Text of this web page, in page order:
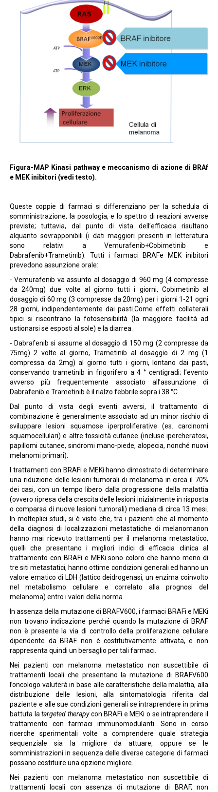
Figura-MAP Kinasi pathway e meccanismo di azione di BRAf
e MEK inibitori (vedi testo).
Queste coppie di farmaci si differenziano per la schedula di
somministrazione, la posologia, e lo spettro di reazioni avverse
previste; tuttavia, dal punto di vista dell’efficacia risultano
alquanto sovrapponibili (i dati maggiori presenti in letteratura
sono relativi a Vemurafenib+Cobimetinib e
Dabrafenib+Trametinib). Tutti i farmaci BRAFe MEK inibitori
prevedono assunzione orale:
- Vemurafenib va assunto al dosaggio di 960 mg (4 compresse
da 240mg) due volte al giorno tutti i giorni, Cobimetinib al
dosaggio di 60 mg (3 compresse da 20mg) per i giorni 1-21 ogni
28 giorni, indipendentemente dai pasti.Come effetti collaterali
tipici si riscontrano la fotosensibilità (la maggiore facilità ad
ustionarsi se esposti al sole) e la diarrea.
- Dabrafenib si assume al dosaggio di 150 mg (2 compresse da
75mg) 2 volte al giorno, Trametinib al dosaggio di 2 mg (1
compressa da 2mg) al giorno tutti i giorni, lontano dai pasti,
conservando trametinib in frigorifero a 4 ° centigradi; l’evento
avverso più frequentemente associato all’assunzione di
Dabrafenib e Trametinib è il rialzo febbrile sopra i 38 °C.
Dal punto di vista degli eventi avversi, il trattamento di
combinazione è generalmente associato ad un minor rischio di
sviluppare lesioni squamose iperproliferative (es. carcinomi
squamocellulari) e altre tossicità cutanee (incluse ipercheratosi,
papillomi cutanee, sindromi mano-piede, alopecia, nonché nuovi
melanomi primari).
I trattamenti con BRAFi e MEKi hanno dimostrato di determinare
una riduzione delle lesioni tumorali di melanoma in circa il 70%
dei casi, con un tempo libero dalla progressione della malattia
(ovvero ripresa della crescita delle lesioni inizialmente in risposta
o comparsa di nuove lesioni tumorali) mediana di circa 13 mesi.
In molteplici studi, si è visto che, tra i pazienti che al momento
della diagnosi di localizzazioni metastatiche di melanomanon
hanno mai ricevuto trattamenti per il melanoma metastatico,
quelli che presentano i migliori indici di efficacia clinica al
trattamento con BRAFi e MEKi sono coloro che hanno meno di
tre siti metastatici, hanno ottime condizioni generali ed hanno un
valore ematico di LDH (lattico deidrogenasi, un enzima coinvolto
nel metabolismo cellulare e correlato alla prognosi del
melanoma) entro i valori della norma.
In assenza della mutazione di BRAFV600, i farmaci BRAFi e MEKi
non trovano indicazione perché quando la mutazione di BRAF
non è presente la via di controllo della proliferazione cellulare
dipendente da BRAF non è costitutivamente attivata, e non
rappresenta quindi un bersaglio per tali farmaci.
Nei pazienti con melanoma metastatico non suscettibile di
trattamenti locali che presentano la mutazione di BRAFV600
l’oncologo valuterà in base alle caratteristiche della malattia, alla
distribuzione delle lesioni, alla sintomatologia riferita dal
paziente e alle sue condizioni generali se intraprendere in prima
battuta latargeted therapycon BRAFi e MEKi o se intraprendere il
trattamento con farmaci immunomodulanti. Sono in corso
ricerche sperimentali volte a comprendere quale strategia
sequenziale sia la migliore da attuare, oppure se le
somministrazioni in sequenza delle diverse categorie di farmaci
possano costituire una opzione migliore.
Nei pazienti con melanoma metastatico non suscettibile di
trattamenti locali con assenza di mutazione di BRAF, non